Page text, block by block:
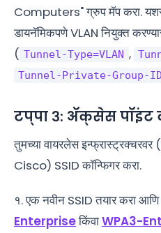
Computers" ग्रुप मॅप करा.
डायनॅमिकपणे VLAN नियुक्त
( Tunnel-Type=VLAN ,
Tunnel-Private-Group-
टप्पा ३: ॲक्सेस
तुमच्या वायरलेस
Cisco) SSID कॉन्फिगर करा.
१. एक नवीन SSID तयार करा आणि
EnterpriseकिंवाWPA3-